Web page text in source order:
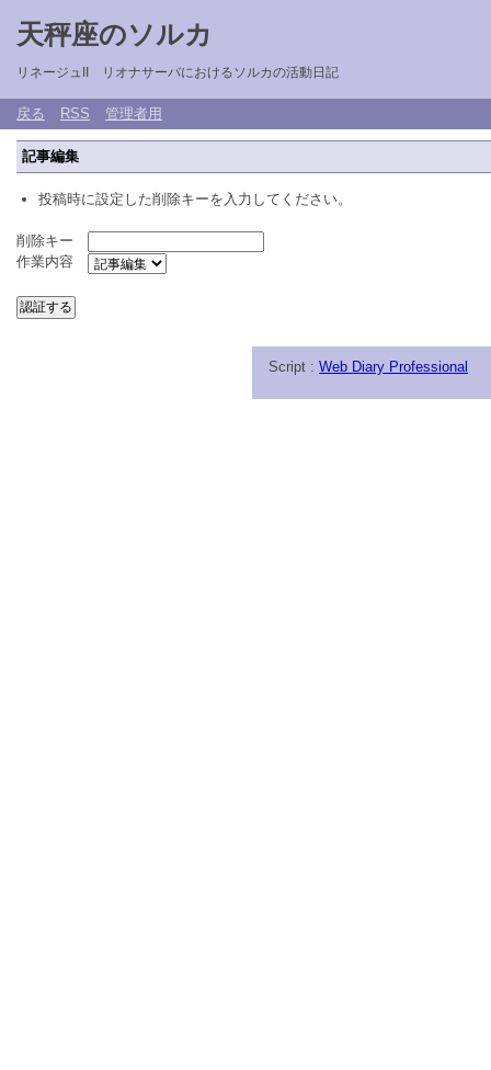
天秤座のソルカ
リネージュII リオナサーバにおけるソルカの活動日記
戻る RSS 管理者用
記事編集
投稿時に設定した削除キーを入力してください。
削除キー
作業内容
Script : Web Diary Professional